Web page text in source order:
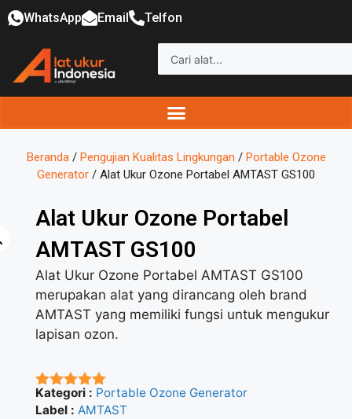
WhatsApp Email Telfon
Beranda/ Pengujian Kualitas Lingkungan / Portable Ozone
Generator / Alat Ukur Ozone Portabel AMTAST GS100
Alat Ukur Ozone Portabel
AMTAST GS100
Alat Ukur Ozone Portabel AMTAST GS100
merupakan alat yang dirancang oleh brand
AMTAST yang memiliki fungsi untuk mengukur
lapisan ozon.
★★★★★
Kategori : Portable Ozone Generator
Label : AMTAST